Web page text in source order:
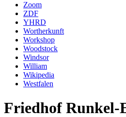
Zoom
ZDF
YHRD
Wortherkunft
Workshop
Woodstock
Windsor
William
Wikipedia
Westfalen
Friedhof Runkel-